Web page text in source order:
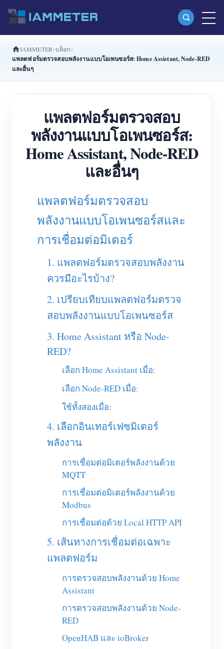
ผลิตภัณฑ์
มิเตอร์พลังงาน Wi-Fi แบบ Split Phase (WEM2067)
มิเตอร์พลังงาน Wi-Fi สามเฟส (WEM3080T)
มิเตอร์พลังงาน Wi-Fi สามเฟส (WEM3046T)
มิเตอร์พลังงาน Wi-Fi สามเฟส (WEM3050T)
ตัวควบคุมกำลัง WiFi
เครื่องชาร์จ EV
โปรแกรมจำลอง IAMMETER
มิเตอร์เสมือน
ระบบพยากรณ์และจำลองพลังงาน
แอปพลิเคชัน
ระบบควบคุมฮีตเตอร์ PV
ระบบอัตโนมัติภายในบ้าน
การตรวจสอบพลังงานโรงงาน
แหล่งข้อมูล
คู่มือเริ่มต้นใช้งานผลิตภัณฑ์
เอกสาร
วิดีโอสอนใช้งาน
FAQ
ข่าวสาร
บล็อก
ชุมชน
โปรแกรมผู้ร่วมพัฒนา
ศูนย์ผู้ร่วมพัฒนา
กิจกรรม IAMMETER
ฟอรัม
App Store
สำรวจเว็บไซต์
อันดับ PV
โซลูชัน
ติดต่อ
เกี่ยวกับเรา
IAMMETER บล็อก
แพลตฟอร์มตรวจสอบพลังงานแบบโอเพนซอร์ส: Home Assistant, Node-RED
และอื่นๆ
แพลตฟอร์มตรวจสอบ
พลังงานแบบโอเพนซอร์ส:
Home Assistant, Node-RED
และอื่นๆ
แพลตฟอร์มตรวจสอบ
พลังงานแบบโอเพนซอร์สและ
การเชื่อมต่อมิเตอร์
1. แพลตฟอร์มตรวจสอบพลังงาน
ควรมีอะไรบ้าง?
2. เปรียบเทียบแพลตฟอร์มตรวจ
สอบพลังงานแบบโอเพนซอร์ส
3. Home Assistant หรือ Node-
RED?
เลือก Home Assistant เมื่อ:
เลือก Node-RED เมื่อ:
ใช้ทั้งสองเมื่อ:
4. เลือกอินเทอร์เฟซมิเตอร์
พลังงาน
การเชื่อมต่อมิเตอร์พลังงานด้วย
MQTT
การเชื่อมต่อมิเตอร์พลังงานด้วย
Modbus
การเชื่อมต่อด้วย Local HTTP API
5. เส้นทางการเชื่อมต่อเฉพาะ
แพลตฟอร์ม
การตรวจสอบพลังงานด้วย Home
Assistant
การตรวจสอบพลังงานด้วย Node-
RED
OpenHAB และ ioBroker